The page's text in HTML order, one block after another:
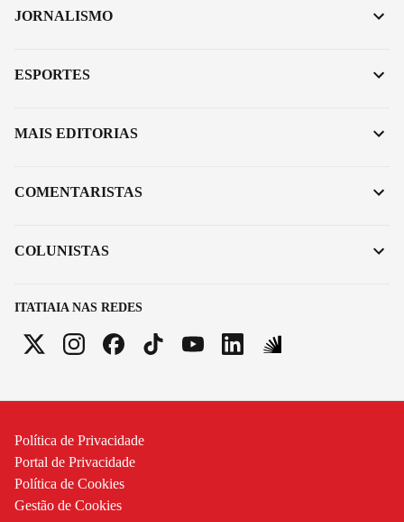
ITATIAIA NAS REDES
JORNALISMO
ESPORTES
MAIS EDITORIAS
COMENTARISTAS
COLUNISTAS
Política de Privacidade
Portal de Privacidade
Política de Cookies
Gestão de Cookies